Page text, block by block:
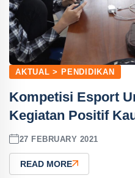
AKTUAL > PENDIDIKAN
Kompetisi Esport
Kegiatan Positif
27 FEBRUARY 2021
READ MORE